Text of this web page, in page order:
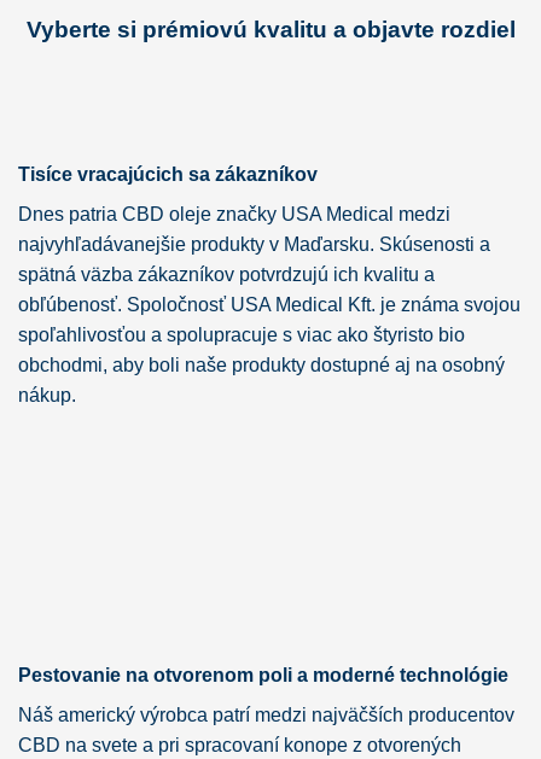
Vyberte si prémiovú kvalitu a objavte rozdiel
Tisíce vracajúcich sa zákazníkov
Dnes patria CBD oleje značky USA Medical medzi
najvyhľadávanejšie produkty v Maďarsku. Skúsenosti a
spätná väzba zákazníkov potvrdzujú ich kvalitu a
obľúbenosť. Spoločnosť USA Medical Kft. je známa svojou
spoľahlivosťou a spolupracuje s viac ako štyristo bio
obchodmi, aby boli naše produkty dostupné aj na osobný
nákup.
Pestovanie na otvorenom poli a moderné technológie
Náš americký výrobca patrí medzi najväčších producentov
CBD na svete a pri spracovaní konope z otvorených